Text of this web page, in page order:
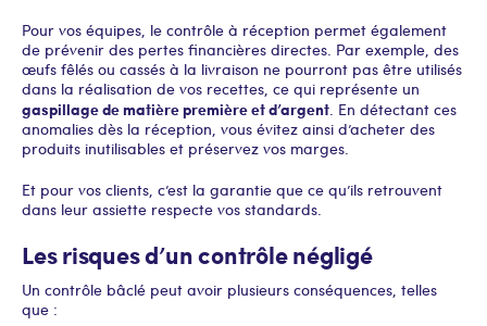
Pour vos équipes, le contrôle à réception permet également
de prévenir des pertes financières directes. Par exemple, des
œufs fêlés ou cassés à la livraison ne pourront pas être utilisés
dans la réalisation de vos recettes, ce qui représente un
gaspillage de matière première et d’argent. En détectant ces
anomalies dès la réception, vous évitez ainsi d’acheter des
produits inutilisables et préservez vos marges.
Et pour vos clients, c’est la garantie que ce qu’ils retrouvent
dans leur assiette respecte vos standards.
Les risques d’un contrôle négligé
Un contrôle bâclé peut avoir plusieurs conséquences, telles
que :